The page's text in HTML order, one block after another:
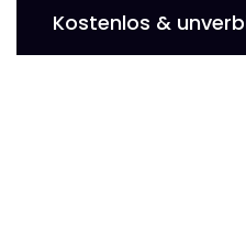
Kostenlos &